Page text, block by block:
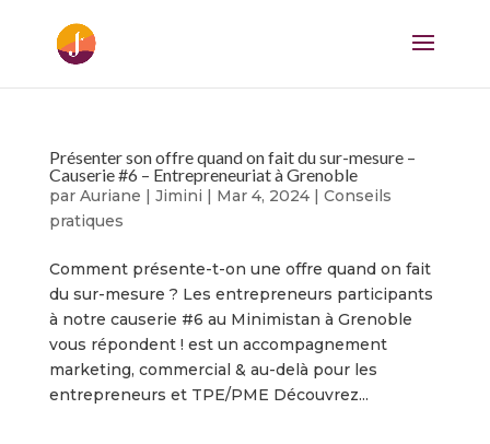
Présenter son offre quand on fait du sur-mesure –
Causerie #6 – Entrepreneuriat à Grenoble
par Auriane | Jimini | Mar 4, 2024| Conseils
pratiques
Comment présente-t-on une offre quand on fait
du sur-mesure ? Les entrepreneurs participants
à notre causerie #6 au Minimistan à Grenoble
vous répondent ! est un accompagnement
marketing, commercial & au-delà pour les
entrepreneurs et TPE/PME Découvrez...